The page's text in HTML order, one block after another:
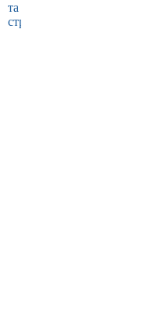
та
страхування